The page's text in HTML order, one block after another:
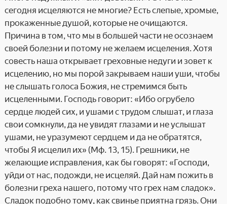
сегодня исцеляются не многие? Есть слепые, хромые,
прокаженные душой, которые не очищаются.
Причина в том, что мы в большей части не осознаем
своей болезни и потому не желаем исцеления. Хотя
совесть наша открывает греховные недуги и зовет к
исцелению, но мы порой закрываем наши уши, чтобы
не слышать голоса Божия, не стремимся быть
исцеленными. Господь говорит: «Ибо огрубело
сердце людей сих, и ушами с трудом слышат, и глаза
свои сомкнули, да не увидят глазами и не услышат
ушами, не уразумеют сердцем и да не обратятся,
чтобы Я исцелил их» (Мф. 13, 15). Грешники, не
желающие исправления, как бы говорят: «Господи,
уйди от нас, подожди, не исцеляй. Дай нам пожить в
болезни греха нашего, потому что грех нам сладок».
Сладок подобно тому, как свинье приятна грязь. Они